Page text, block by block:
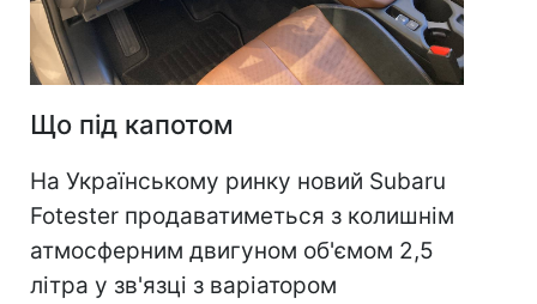
Що під капотом
На Українському ринку новий Subaru
Fotester продаватиметься з колишнім
атмосферним двигуном об'ємом 2,5
літра у зв'язці з варіатором